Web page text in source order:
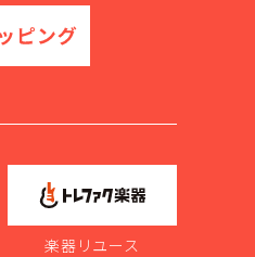
楽器リユース